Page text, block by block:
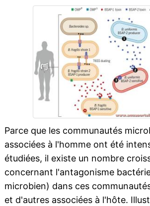
Parce que les communautés
associées à l'homme ont été
étudiées, il existe un nombre
concernant l'antagonisme
microbien) dans ces
et d'autres associées à l'hôte.